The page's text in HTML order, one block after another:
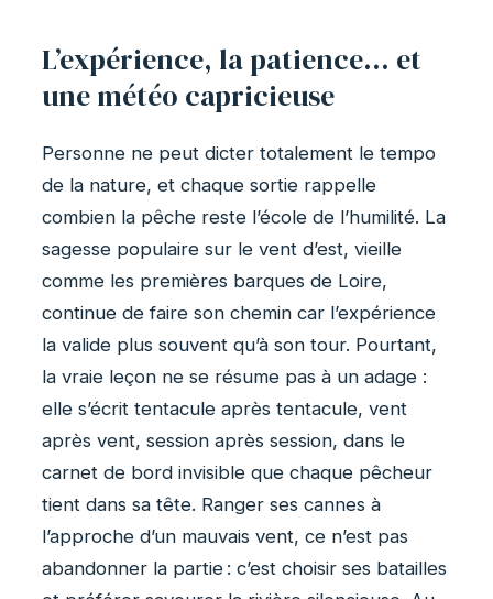
L’expérience, la patience… et
une météo capricieuse
Personne ne peut dicter totalement le tempo
de la nature, et chaque sortie rappelle
combien la pêche reste l’école de l’humilité. La
sagesse populaire sur le vent d’est, vieille
comme les premières barques de Loire,
continue de faire son chemin car l’expérience
la valide plus souvent qu’à son tour. Pourtant,
la vraie leçon ne se résume pas à un adage :
elle s’écrit tentacule après tentacule, vent
après vent, session après session, dans le
carnet de bord invisible que chaque pêcheur
tient dans sa tête. Ranger ses cannes à
l’approche d’un mauvais vent, ce n’est pas
abandonner la partie : c’est choisir ses batailles